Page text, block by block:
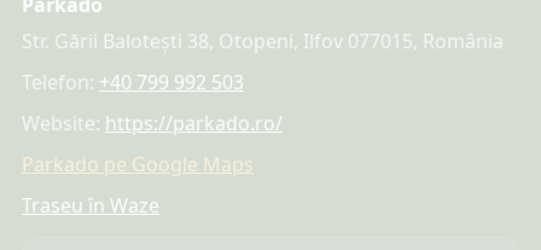
Str. Gării Balotești 38, Otopeni, Ilfov 077015, România
Telefon: +40 799 992 503
Website: https://parkado.ro/
Parkado pe Google Maps
Traseu în Waze